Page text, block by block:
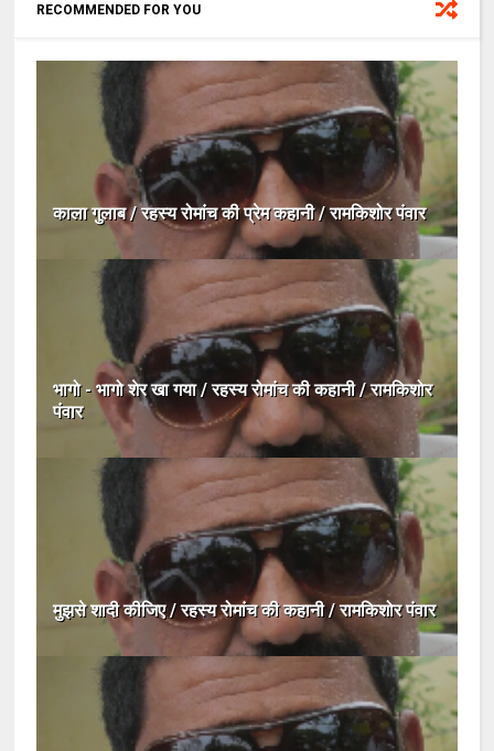
RECOMMENDED FOR YOU
काला गुलाब / रहस्य रोमांच की प्रेम कहानी / रामकिशोर पंवार
भागो - भागो शेर खा गया / रहस्य रोमांच की कहानी / रामकिशोर
पंवार
मुझसे शादी कीजिए / रहस्य रोमांच की कहानी / रामकिशोर पंवार